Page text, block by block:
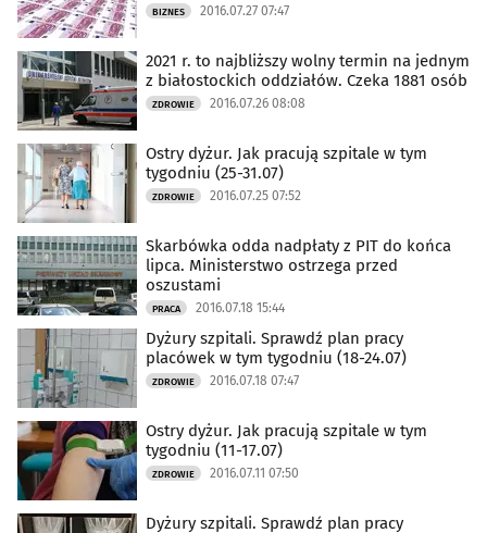
BIZNES 2016.07.27 07:47
2021 r. to najbliższy wolny termin na jednym
z białostockich oddziałów. Czeka 1881 osób
ZDROWIE 2016.07.26 08:08
Ostry dyżur. Jak pracują szpitale w tym
tygodniu (25-31.07)
ZDROWIE 2016.07.25 07:52
Skarbówka odda nadpłaty z PIT do końca
lipca. Ministerstwo ostrzega przed
oszustami
PRACA 2016.07.18 15:44
Dyżury szpitali. Sprawdź plan pracy
placówek w tym tygodniu (18-24.07)
ZDROWIE 2016.07.18 07:47
Ostry dyżur. Jak pracują szpitale w tym
tygodniu (11-17.07)
ZDROWIE 2016.07.11 07:50
Dyżury szpitali. Sprawdź plan pracy